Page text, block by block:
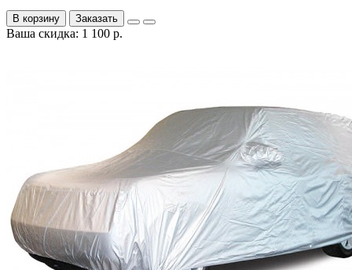
В корзину Заказать
Ваша скидка: 1 100 р.